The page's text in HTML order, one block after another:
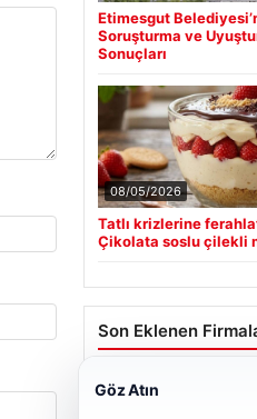
Etimesgut
Soruşturma ve
Sonuçları
08/05/2026
Tatlı krizlerine
Çikolata soslu çilekli
Son Eklenen
Cengiz Sigorta
Göz Atın